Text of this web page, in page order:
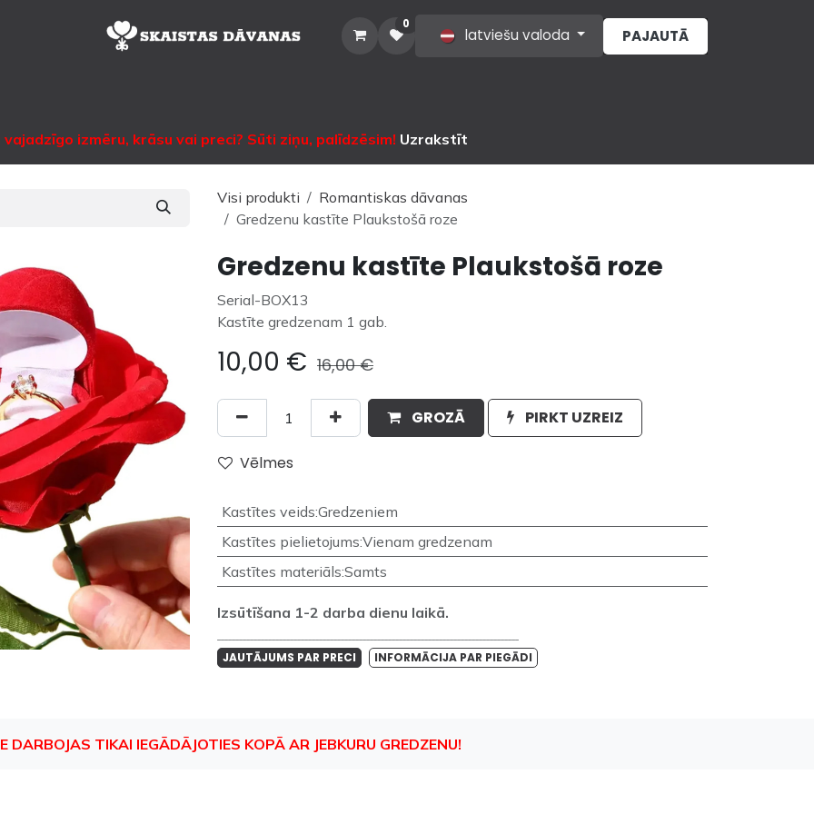
0
latviešu valoda PAJAUTĀ
izmēru, krāsu vai preci? Sūti ziņu, palīdzēsim! Uzrakstīt
Visi produkti
Romantiskas dāvanas
Gredzenu kastīte Plaukstošā roze
Gredzenu kastīte Plaukstošā roze
Serial-BOX13
Kastīte gredzenam 1 gab.
10,00 € 16,00€
GROZĀ PIRKT UZREIZ
Vēlmes
Kastītes veids:Gredzeniem
Kastītes pielietojums:Vienam gredzenam
Kastītes materiāls:Samts
Izsūtīšana 1-2 darba dienu laikā.
JAUTĀJUMS PAR PRECI INFORMĀCIJA PAR PIEGĀDI
DARBOJAS TIKAI IEGĀDĀJOTIES KOPĀ AR JEBKURU GREDZENU!